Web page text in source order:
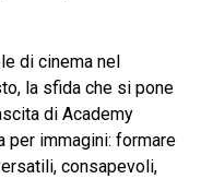
di cinema nel
la sfida che si pone
di Academy
per immagini: formare
consapevoli,